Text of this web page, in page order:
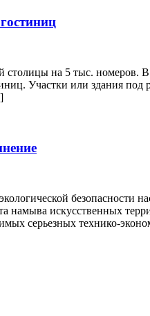
столицы на 5 тыс.
Участки или здания
искусственных
серьезных технико-